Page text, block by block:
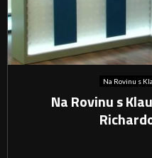
Na Rovinu s
Na Rovinu s